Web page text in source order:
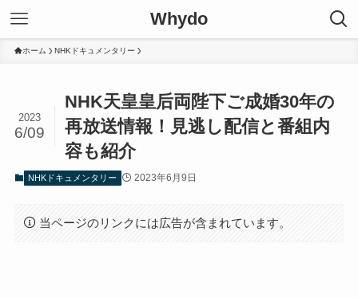
Whydo
ホーム NHKドキュメンタリー
NHK天皇皇后両陛下ご成婚30年の
再放送情報！見逃し配信と番組内
容も紹介
2023
6/09
NHKドキュメンタリー 2023年6月9日
当ページのリンクには広告が含まれています。